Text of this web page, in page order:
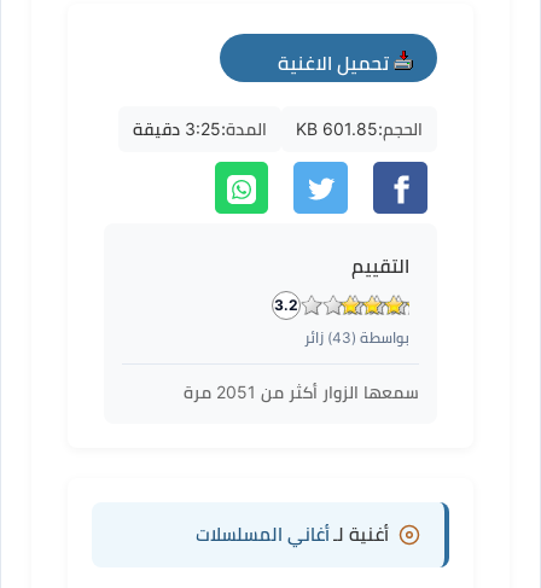
تحميل الاغنية
mp3
الحجم:601.85 KB المدة:3:25 دقيقة
التقييم
3.2
بواسطة (43) زائر
سمعها الزوار أكثر من 2051 مرة
أغنية لـأغاني المسلسلات